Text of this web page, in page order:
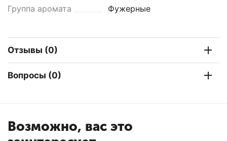
Группа аромата Фужерные
Отзывы (0)
Вопросы (0)
Возможно, вас это